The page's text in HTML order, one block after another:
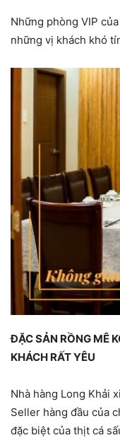
Những phòng VIP
những vị khách khó
ĐẶC SẢN RỒNG MÊ
KHÁCH RẤT YÊU
Nhà hàng Long Khải
Seller hàng đầu của
đặc biệt của thịt cá